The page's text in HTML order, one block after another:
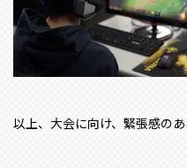
以上、大会に向け、緊張感の